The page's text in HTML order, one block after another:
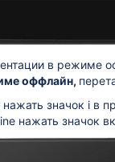
в режиме
оффлайн,
значок i в
нажать значок